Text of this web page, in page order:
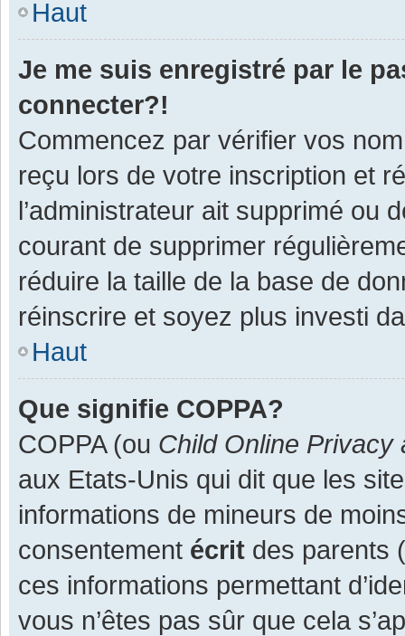
Haut
Je me suis enregistré par le
connecter?!
Commencez par vérifier vos
reçu lors de votre inscription et
l’administrateur ait supprimé ou
courant de supprimer
réduire la taille de la base de
réinscrire et soyez plus investi
Haut
Que signifie COPPA?
COPPA (ou Child Online Privacy
aux Etats-Unis qui dit que les
informations de mineurs de
consentement écrit des parents
ces informations permettant
vous n’êtes pas sûr que cela